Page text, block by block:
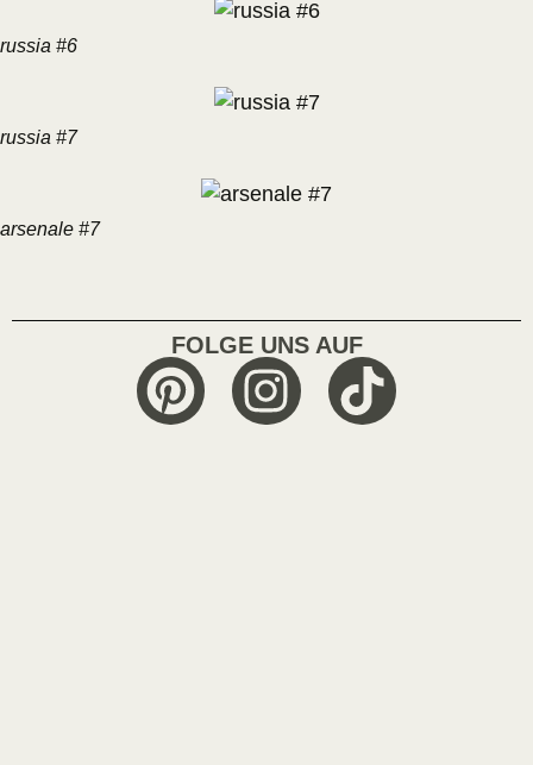
russia #6
russia #7
arsenale #7
FOLGE UNS AUF